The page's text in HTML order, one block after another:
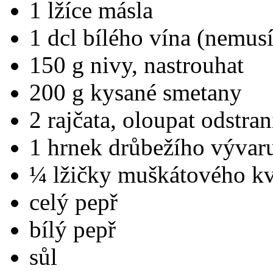
1 lžíce másla
1 dcl bílého vína
150 g nivy, nastrouhat
200 g kysané smetany
2 rajčata, oloupat
1 hrnek drůbežího
¼ lžičky muškátového
celý pepř
bílý pepř
sůl